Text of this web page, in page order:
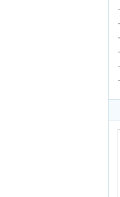
·
·
·
·
·
·